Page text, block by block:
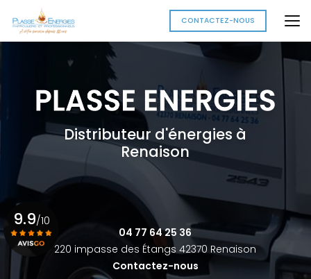
au
contenu
principal
CONTACTEZ-NOUS
Distributeur d'énergies à
Renaison
04 77 64 25 36
220 impasse des Étangs 42370 Renaison
Contactez-nous
9.9/10